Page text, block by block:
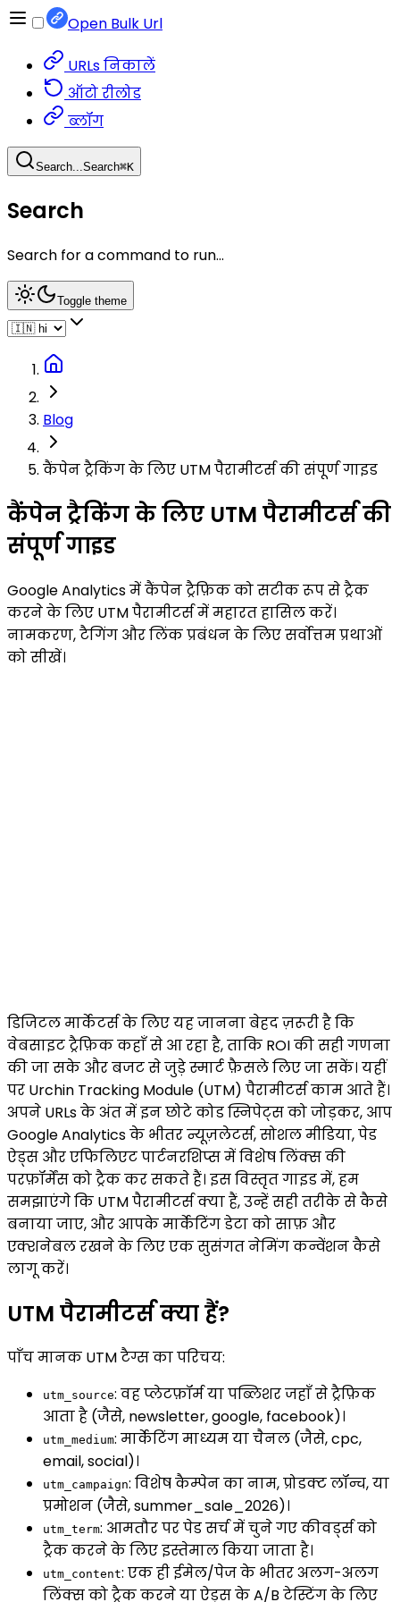
Open Bulk Url
URLs निकालें
ऑटो रीलोड
ब्लॉग
Search...Search⌘K
Search
Search for a command to run...
Toggle theme
Blog
कैंपेन ट्रैकिंग के लिए UTM पैरामीटर्स की संपूर्ण गाइड
कैंपेन ट्रैकिंग के लिए UTM पैरामीटर्स की
संपूर्ण गाइड
Google Analytics में कैंपेन ट्रैफ़िक को सटीक रूप से ट्रैक
करने के लिए UTM पैरामीटर्स में महारत हासिल करें।
नामकरण, टैगिंग और लिंक प्रबंधन के लिए सर्वोत्तम प्रथाओं
को सीखें।
डिजिटल मार्केटर्स के लिए यह जानना बेहद ज़रूरी है कि
वेबसाइट ट्रैफ़िक कहाँ से आ रहा है, ताकि ROI की सही गणना
की जा सके और बजट से जुड़े स्मार्ट फ़ैसले लिए जा सकें। यहीं
पर Urchin Tracking Module (UTM) पैरामीटर्स काम आते हैं।
अपने URLs के अंत में इन छोटे कोड स्निपेट्स को जोड़कर, आप
Google Analytics के भीतर न्यूज़लेटर्स, सोशल मीडिया, पेड
ऐड्स और एफिलिएट पार्टनरशिप्स में विशेष लिंक्स की
परफ़ॉर्मेंस को ट्रैक कर सकते हैं। इस विस्तृत गाइड में, हम
समझाएंगे कि UTM पैरामीटर्स क्या हैं, उन्हें सही तरीके से कैसे
बनाया जाए, और आपके मार्केटिंग डेटा को साफ़ और
एक्शनेबल रखने के लिए एक सुसंगत नेमिंग कन्वेंशन कैसे
लागू करें।
UTM पैरामीटर्स क्या हैं?
पाँच मानक UTM टैग्स का परिचय:
utm_source: वह प्लेटफ़ॉर्म या पब्लिशर जहाँ से ट्रैफ़िक
आता है (जैसे, newsletter, google, facebook)।
utm_medium: मार्केटिंग माध्यम या चैनल (जैसे, cpc,
email, social)।
utm_campaign: विशेष कैम्पेन का नाम, प्रोडक्ट लॉन्च, या
प्रमोशन (जैसे, summer_sale_2026)।
utm_term: आमतौर पर पेड सर्च में चुने गए कीवर्ड्स को
ट्रैक करने के लिए इस्तेमाल किया जाता है।
utm_content: एक ही ईमेल/पेज के भीतर अलग-अलग
लिंक्स को ट्रैक करने या ऐड्स के A/B टेस्टिंग के लिए